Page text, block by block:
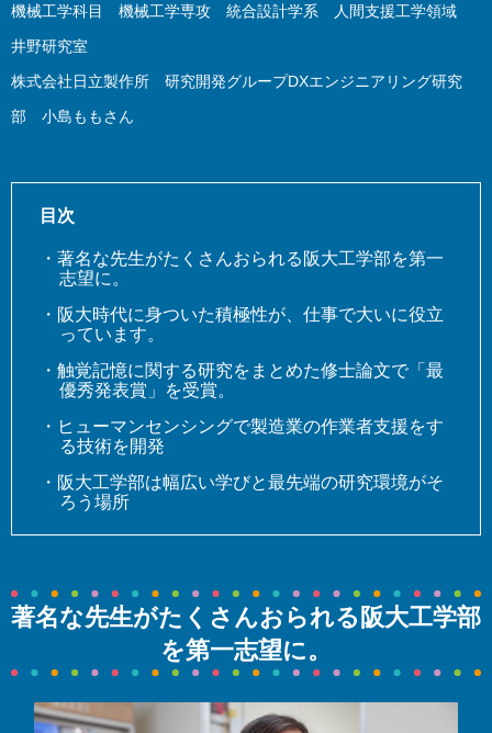
機械工学科目 機械工学専攻 統合設計学系 人間支援工学領域
井野研究室
株式会社日立製作所 研究開発グループDXエンジニアリング研究
部 小島ももさん
目次
・著名な先生がたくさんおられる阪大工学部を第一
志望に。
・阪大時代に身ついた積極性が、仕事で大いに役立
っています。
・触覚記憶に関する研究をまとめた修士論文で「最
優秀発表賞」を受賞。
・ヒューマンセンシングで製造業の作業者支援をす
る技術を開発
・阪大工学部は幅広い学びと最先端の研究環境がそ
ろう場所
著名な先生がたくさんおられる阪大工学部
を第一志望に。